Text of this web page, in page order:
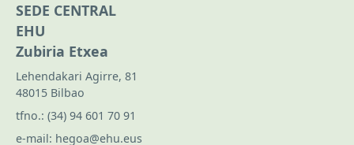
SEDE CENTRAL
EHU
Zubiria Etxea
Lehendakari Agirre, 81
48015 Bilbao
tfno.: (34) 94 601 70 91
e-mail: hegoa@ehu.eus